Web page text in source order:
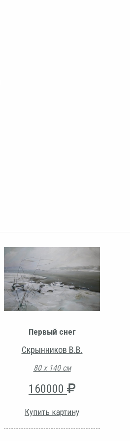
Первый снег
Скрынников В.В.
80 х 140 см
160000
Купить картину